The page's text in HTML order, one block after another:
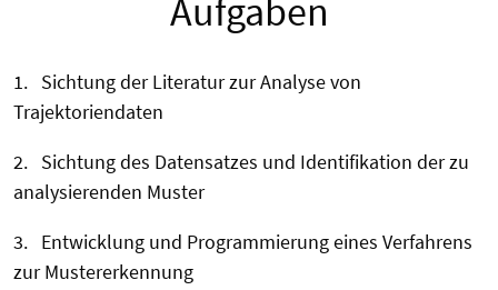
Aufgaben
1. Sichtung der Literatur zur Analyse von
Trajektoriendaten
2. Sichtung des Datensatzes und Identifikation der zu
analysierenden Muster
3. Entwicklung und Programmierung eines Verfahrens
zur Mustererkennung